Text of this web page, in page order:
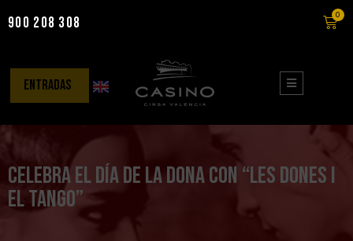
contenido
900 208 308 0
entradas
Celebra el Día de la Dona con “Les Dones i
El Tango”